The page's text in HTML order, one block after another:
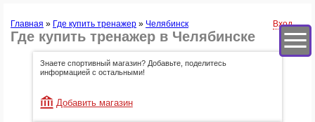
Главная » Где купить тренажер » Челябинск Вход
Где купить тренажер в Челябинске
Знаете спортивный магазин? Добавьте, поделитесь
информацией с остальными!
Добавить магазин